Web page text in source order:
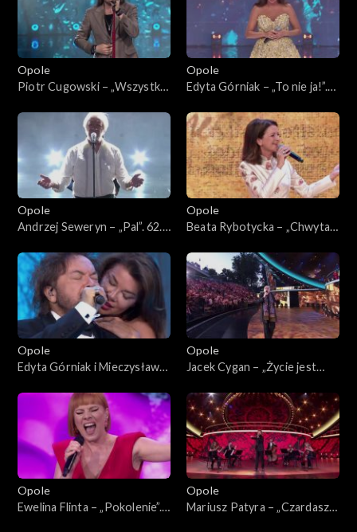
Opole
Piotr Cugowski – „Wszystko
Koncert „Trzy ćwiartki Jacka
Opole
Edyta Górniak – „To nie ja!”.
ćwiartki Jacka Cygana”
Opole
Andrzej Seweryn – „Pal”. 62.
ćwiartki Jacka Cygana”
Opole
Beata Rybotycka – „Chwytaj
„Trzy ćwiartki Jacka Cygana”
Opole
Edyta Górniak i Mieczysław
serca”. 62. KFPP: Koncert
„Trzy ćwiartki Jacka Cygana”
Opole
Jacek Cygan – „Życie jest
„Trzy ćwiartki Jacka Cygana”
Opole
Ewelina Flinta – „Pokolenie”.
Opole
Mariusz Patyra – „Czardasz